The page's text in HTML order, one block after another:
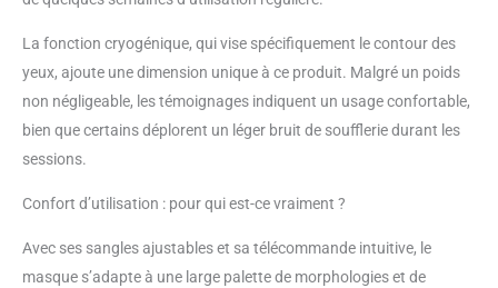
infrarouge profonde,
développée avec des
Photothérapie par lumière
rouge + infrarouge (6
min.) et Skin Sustain (4
PERFECTIONNÉ : adapté
à tous les types et teints
La fonction cryogénique, qui vise spécifiquement le contour des
yeux, ajoute une dimension unique à ce produit. Malgré un poids
non négligeable, les témoignages indiquent un usage confortable,
bien que certains déplorent un léger bruit de soufflerie durant les
sessions.
Confort d’utilisation : pour qui est-ce vraiment ?
Avec ses sangles ajustables et sa télécommande intuitive, le
masque s’adapte à une large palette de morphologies et de